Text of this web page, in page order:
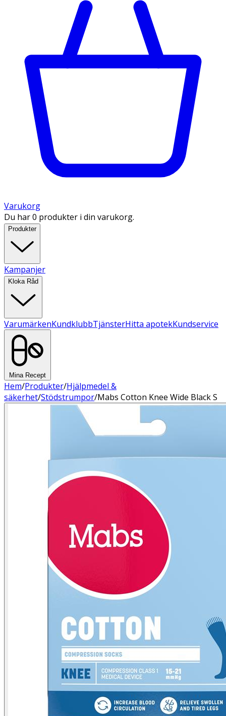
Varukorg
Du har 0 produkter i din varukorg.
Produkter
Kampanjer
Kloka Råd
VarumärkenKundklubbTjänsterHitta apotekKundservice
Mina Recept
Hem/Produkter/Hjälpmedel &
säkerhet/Stödstrumpor/Mabs Cotton Knee Wide Black S